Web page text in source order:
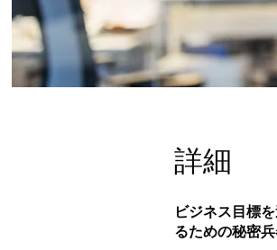
詳細
ビジネス目標
るための秘密兵